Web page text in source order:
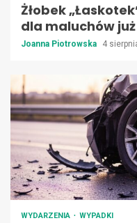
Żłobek
dla maluchów
Joanna Piotrowska 4
WYDARZENIA WYPADKI